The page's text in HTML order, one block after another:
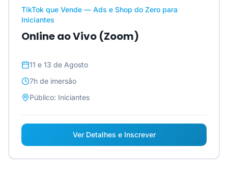
TikTok que Vende — Ads e Shop do Zero para
Iniciantes
Online ao Vivo (Zoom)
11 e 13 de Agosto
7h de imersão
Público: Iniciantes
Ver Detalhes e Inscrever